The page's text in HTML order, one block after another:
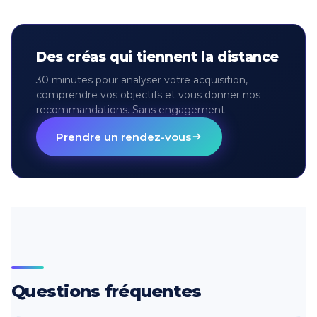
Des créas qui tiennent la distance
30 minutes pour analyser votre acquisition,
comprendre vos objectifs et vous donner nos
recommandations. Sans engagement.
Prendre un rendez-vous
Questions fréquentes